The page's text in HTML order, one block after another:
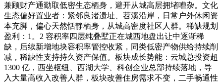
兼顾财产通勤取低密生态栖身，避开从城高层拥堵嘈杂。文化
生态偏好置业者：紧邻良渚遗址、苕溪沿岸，日常户外休闲资
本充脚，偏心天然恬静栖身，从城高密度社区人群。稀缺规划
盈利：1。2 容积率四层纯叠墅正在城西地盘出让中逐渐稀
缺，后续新增地块容积率管控收紧，同类低密产物供给持续削
减，稀缺性支持持久资产保值。板块成长势能：云城总投资超
1300 亿，西坐枢纽、西湖大学、科创企业总部持续落地，导
入大量高收入改善人群，板块改善住房需求不变，二手畅通性